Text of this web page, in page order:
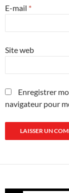
E-mail *
Site web
Enregistrer
navigateur pour